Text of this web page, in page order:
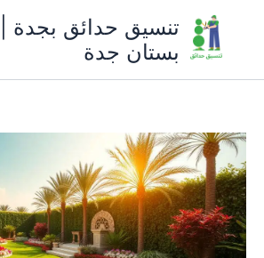
المحتوى
تنسيق حدائق بجدة
بستان جدة